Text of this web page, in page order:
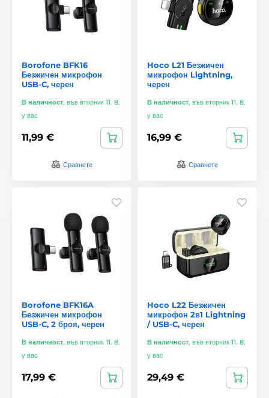
Borofone BFK16
Безжичен микрофон
USB-C, черен
В наличност, във вторник 11. 8.
у вас
11,99 €
Сравнете
Hoco L21 Безжичен
микрофон Lightning,
черен
В наличност, във вторник 11. 8.
у вас
16,99 €
Сравнете
Borofone BFK16A
Безжичен микрофон
USB-C, 2 броя, черен
В наличност, във вторник 11. 8.
у вас
17,99 €
Hoco L22 Безжичен
микрофон 2в1 Lightning
/ USB-C, черен
В наличност, във вторник 11. 8.
у вас
29,49 €